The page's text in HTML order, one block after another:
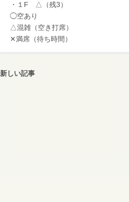
・１F △（残3）
◯空あり
△混雑（空き打席）
✕満席（待ち時間）
新しい記事